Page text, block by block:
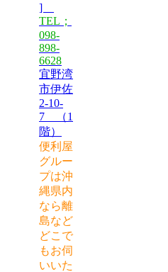
]
TEL；
098-
898-
6628
宜野湾
市伊佐
2-10-
7 （1
階）
便利屋
グルー
プは沖
縄県内
なら離
島など
どこで
もお伺
いいた